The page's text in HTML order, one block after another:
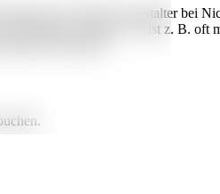
kann der Reiseveranstalter bei
anbieten. Es ist z. B. oft
Reisepreis.